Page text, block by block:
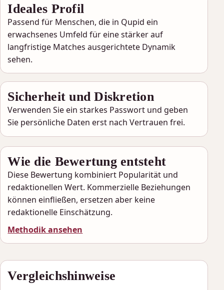
Ideales Profil
Passend für Menschen, die in Qupid ein
erwachsenes Umfeld für eine stärker auf
langfristige Matches ausgerichtete Dynamik
sehen.
Sicherheit und Diskretion
Verwenden Sie ein starkes Passwort und geben
Sie persönliche Daten erst nach Vertrauen frei.
Wie die Bewertung entsteht
Diese Bewertung kombiniert Popularität und
redaktionellen Wert. Kommerzielle Beziehungen
können einfließen, ersetzen aber keine
redaktionelle Einschätzung.
Methodik ansehen
Vergleichshinweise